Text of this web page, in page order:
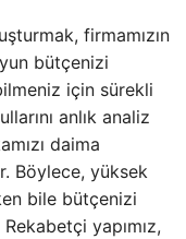
firmamızın
bütçenizi
için sürekli
anlık analiz
daima
Böylece, yüksek
bile bütçenizi
yapımız,